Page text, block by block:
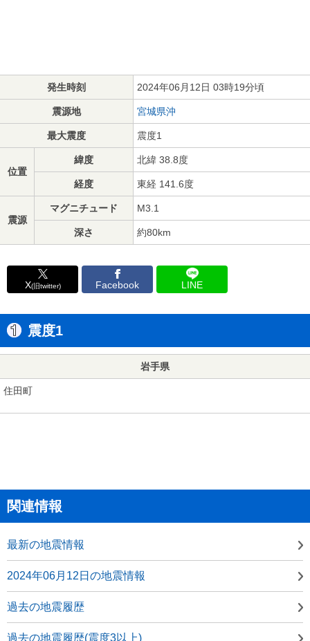
発生時刻 2024年06月12日 03時19分頃
震源地 宮城県沖
最大震度 震度1
位置
緯度 北緯 38.8度
経度 東経 141.6度
震源
マグニチュード M3.1
深さ 約80km
X(旧twitter) Facebook LINE
震度1
岩手県
住田町
関連情報
最新の地震情報
2024年06月12日の地震情報
過去の地震履歴
過去の地震履歴(震度3以上)